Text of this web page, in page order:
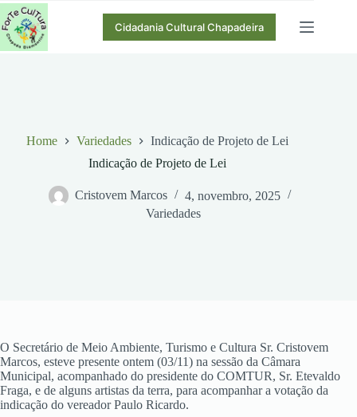
Pular
para
o
conteúdo
Cidadania Cultural Chapadeira
Home Variedades
Indicação de Projeto de Lei
Indicação de Projeto de Lei
Cristovem Marcos
4, novembro, 2025
Variedades
O Secretário de Meio Ambiente, Turismo e Cultura Sr. Cristovem
Marcos, esteve presente ontem (03/11) na sessão da Câmara
Municipal, acompanhado do presidente do COMTUR, Sr. Etevaldo
Fraga, e de alguns artistas da terra, para acompanhar a votação da
indicação do vereador Paulo Ricardo.